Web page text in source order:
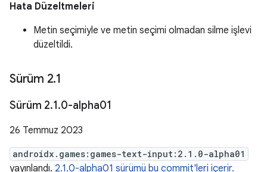
Hata Düzeltmeleri
Metin seçimiyle ve metin seçimi olmadan silme işlevi
düzeltildi.
Sürüm 2.1
Sürüm 2.1.0-alpha01
26 Temmuz 2023
androidx.games:games-text-input:2.1.0-alpha01
yayınlandı. 2.1.0-alpha01 sürümü bu commit'leri içerir.